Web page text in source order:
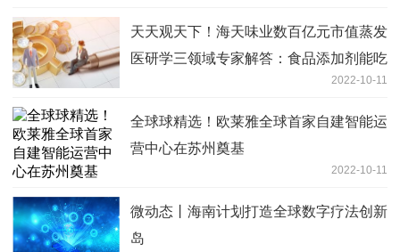
天天观天下！海天味业数百亿元市值蒸发
医研学三领域专家解答：食品添加剂能吃
2022-10-11
全球球精选！欧莱雅全球首家自建智能运
营中心在苏州奠基
2022-10-11
微动态丨海南计划打造全球数字疗法创新
岛